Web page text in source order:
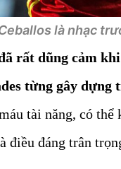
là nhạc
rất dũng cảm
từng gây dựng
tài năng, có
điều đáng trân